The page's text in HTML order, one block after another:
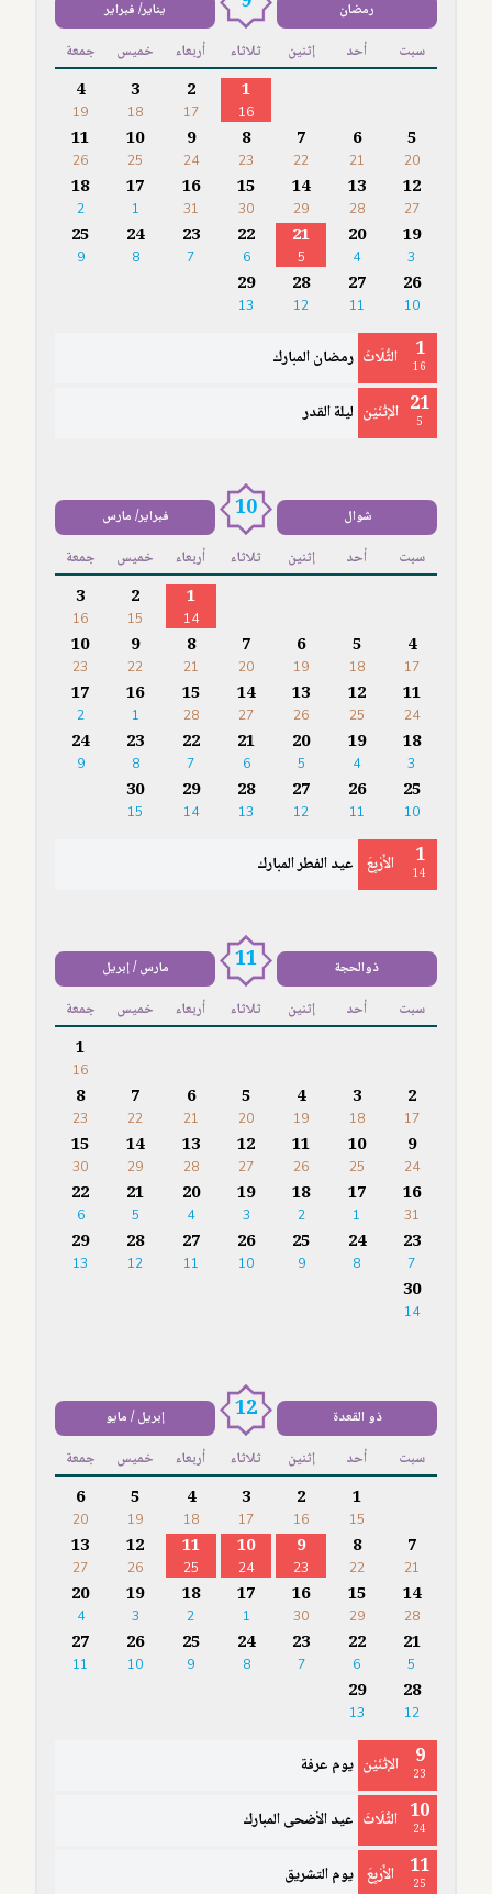
رمضان يناير/ فبراير
سبت أحد إثنين ثلاثاء أربعاء خميس جمعة
1
16
2
17
3
18
4
19
5
20
6
21
7
22
8
23
9
24
10
25
11
26
12
27
13
28
14
29
15
30
16
31
17
1
18
2
19
3
20
4
21
5
22
6
23
7
24
8
25
9
26
10
27
11
28
12
29
13
1
16 الثُّلَاثَ رمضان المبارك
21
5 الإثْنَيْن ليلة القدر
شوال 10 فبراير/ مارس
سبت أحد إثنين ثلاثاء أربعاء خميس جمعة
1
14
2
15
3
16
4
17
5
18
6
19
7
20
8
21
9
22
10
23
11
24
12
25
13
26
14
27
15
28
16
1
17
2
18
3
19
4
20
5
21
6
22
7
23
8
24
9
25
10
26
11
27
12
28
13
29
14
30
15
1
14 الأَرْبِعَ عيد الفطر المبارك
ذوالحجة 11 مارس / إبريل
سبت أحد إثنين ثلاثاء أربعاء خميس جمعة
1
16
2
17
3
18
4
19
5
20
6
21
7
22
8
23
9
24
10
25
11
26
12
27
13
28
14
29
15
30
16
31
17
1
18
2
19
3
20
4
21
5
22
6
23
7
24
8
25
9
26
10
27
11
28
12
29
13
30
14
ذو القعدة 12 إبريل / مايو
سبت أحد إثنين ثلاثاء أربعاء خميس جمعة
1
15
2
16
3
17
4
18
5
19
6
20
7
21
8
22
9
23
10
24
11
25
12
26
13
27
14
28
15
29
16
30
17
1
18
2
19
3
20
4
21
5
22
6
23
7
24
8
25
9
26
10
27
11
28
12
29
13
9
23 الإثْنَيْن يوم عرفة
10
24 الثُّلَاثَ عيد الأضحى المبارك
11
25 الأَرْبِعَ يوم التشريق